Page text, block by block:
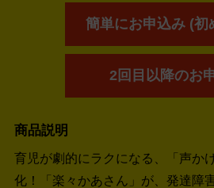
簡単にお申込み (初
2回目以降のお
商品説明
育児が劇的にラクになる、「声か
化！「楽々かあさん」が、発達障